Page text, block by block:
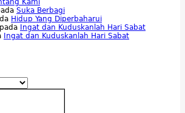
Suka Berbagi
Hidup Yang Diperbaharui
pada Ingat dan Kuduskanlah Hari Sabat
Ingat dan Kuduskanlah Hari Sabat